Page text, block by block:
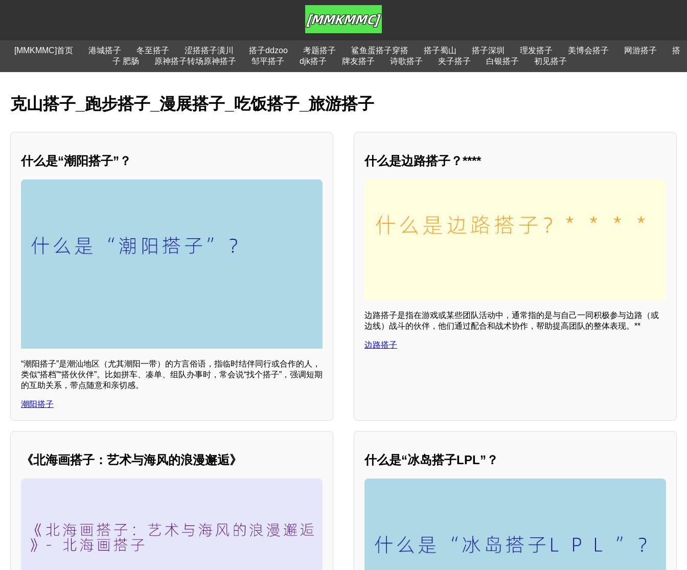
[MMKMMC]首页 港城搭子 冬至搭子 涩搭搭子潢川 搭子ddzoo 考题搭子 鲨鱼蛋搭子穿搭 搭子蜀山 搭子深圳 理发搭子 美博会搭子 网游搭子
搭
子 肥肠
原神搭子转场原神搭子 邹平搭子 djk搭子 牌友搭子 诗歌搭子 夹子搭子 白银搭子 初见搭子
克山搭子_跑步搭子_漫展搭子_吃饭搭子_旅游搭子
什么是“潮阳搭子”？
“潮阳搭子”是潮汕地区（尤其潮阳一带）的方言俗语，指临时结伴同行或合作的人，
类似“搭档”“搭伙伙伴”。比如拼车、凑单、组队办事时，常会说“找个搭子”，强调短期
的互助关系，带点随意和亲切感。
潮阳搭子
什么是边路搭子？****
边路搭子是指在游戏或某些团队活动中，通常指的是与自己一同积极参与边路（或
边线）战斗的伙伴，他们通过配合和战术协作，帮助提高团队的整体表现。**
边路搭子
《北海画搭子：艺术与海风的浪漫邂逅》 什么是“冰岛搭子LPL”？